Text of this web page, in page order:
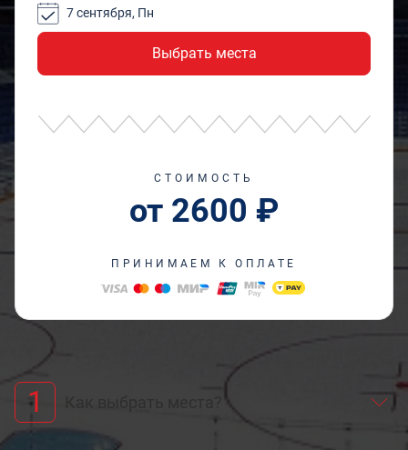
Выбрать места
7 сентября, Пн
СТОИМОСТЬ
от 2600 ₽
ПРИНИМАЕМ К ОПЛАТЕ
1